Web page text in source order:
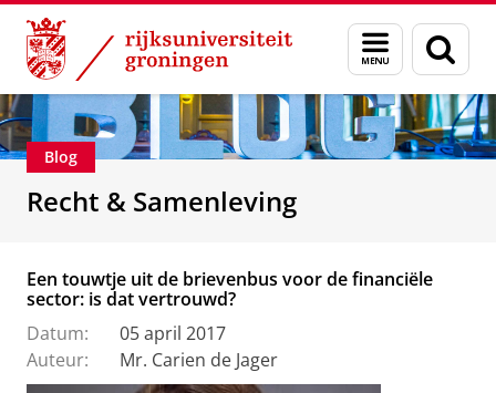
Skip
Content
Skip
Navigation
Menu
en
zoeken
Over ons Recht & Samenleving
Blog
Recht & Samenleving
Een touwtje uit de brievenbus voor de financiële
sector: is dat vertrouwd?
Datum:
05 april 2017
Auteur:
Mr. Carien de Jager